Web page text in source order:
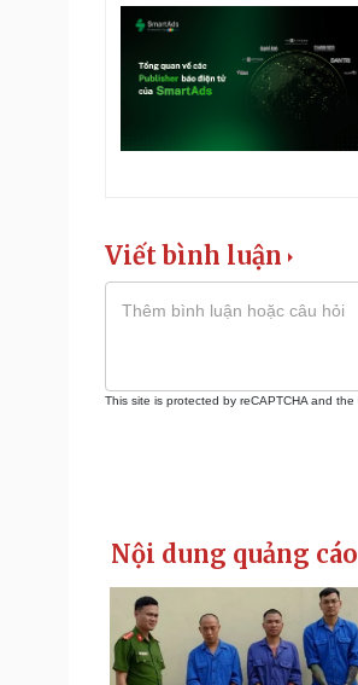
Viết bình luận
This site is protected by reCAPTCHA and the